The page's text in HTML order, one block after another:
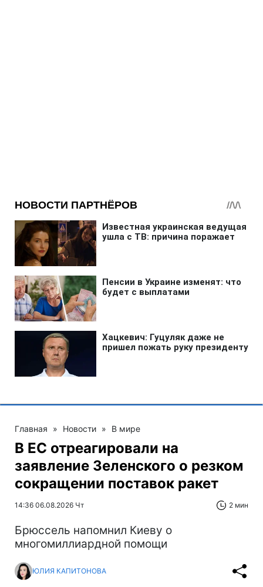
Главная » Новости » В мире
В ЕС отреагировали на
заявление Зеленского о резком
сокращении поставок ракет
14:36 06.08.2026 Чт 2 мин
Брюссель напомнил Киеву о
многомиллиардной помощи
ЮЛИЯ КАПИТОНОВА